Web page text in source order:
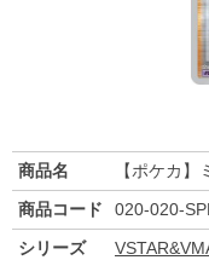
商品名
【ポケカ
商品コード
020-020-
シリーズ